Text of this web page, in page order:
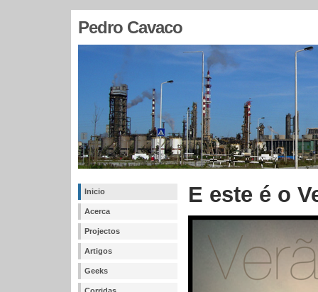
Pedro Cavaco
Inicio
Acerca
Projectos
Artigos
Geeks
E este é o